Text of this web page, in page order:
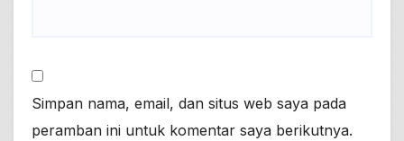
Simpan nama, email, dan situs web saya pada
peramban ini untuk komentar saya berikutnya.